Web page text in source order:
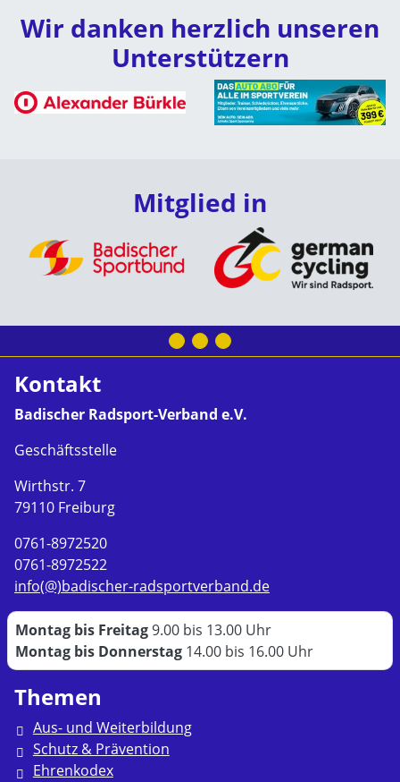
Wir danken herzlich unseren
Unterstützern
Mitglied in
Kontakt
Badischer Radsport-Verband e.V.
Geschäftsstelle
Wirthstr. 7
79110 Freiburg
0761-8972520
0761-8972522
info(@)badischer-radsportverband.de
Montag bis Freitag9.00 bis 13.00 Uhr
Montag bis Donnerstag 14.00 bis 16.00 Uhr
Themen
Aus- und Weiterbildung
Schutz & Prävention
Ehrenkodex